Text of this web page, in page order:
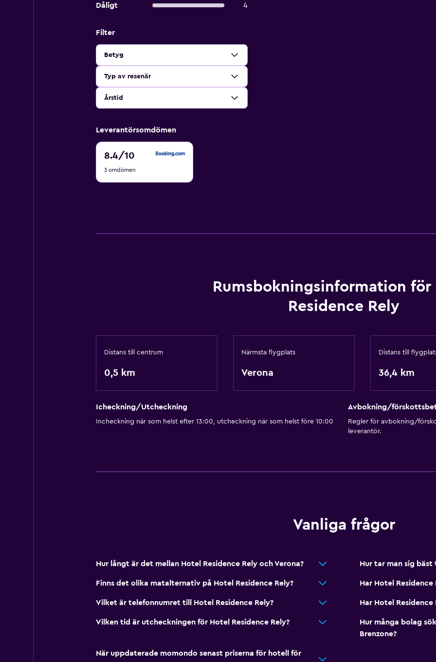
Dåligt
4
Filter
Betyg
Typ av resenär
Årstid
Leverantörsomdömen
8.4/10
8.4
10
3 omdömen
Rumsbokningsinformation för
Residence Rely
Distans till centrum
0,5 km
Närmsta flygplats
Verona
Distans till
36,4 km
Icheckning/Utcheckning
Incheckning när som helst efter 13:00, utcheckning när som helst före 10:00
Avbokning/
Regler för avbokning/
leverantör.
Vanliga frågor
Hur långt är det mellan Hotel Residence Rely och Verona? Hur tar man sig bäst
Finns det olika matalternativ på Hotel Residence Rely? Har Hotel Residence
Vilket är telefonnumret till Hotel Residence Rely? Har Hotel Residence
Vilken tid är utcheckningen för Hotel Residence Rely?
Hur många bolag
Brenzone?
När uppdaterade momondo senast priserna för hotell för